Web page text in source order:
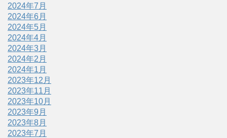
2024年7月
2024年6月
2024年5月
2024年4月
2024年3月
2024年2月
2024年1月
2023年12月
2023年11月
2023年10月
2023年9月
2023年8月
2023年7月